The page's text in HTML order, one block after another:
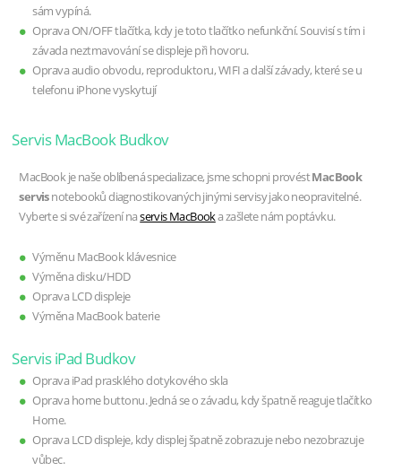
sám vypíná.
Oprava ON/OFF tlačítka, kdy je toto tlačítko nefunkční. Souvisí s tím i
závada neztmavování se displeje při hovoru.
Oprava audio obvodu, reproduktoru, WIFI a další závady, které se u
telefonu iPhone vyskytují
Servis MacBook Budkov
MacBook je naše oblíbená specializace, jsme schopni provéstMacBook
servisnotebooků diagnostikovaných jinými servisy jako neopravitelné.
Vyberte si své zařízení naservis MacBooka zašlete nám poptávku.
Výměnu MacBook klávesnice
Výměna disku/HDD
Oprava LCD displeje
Výměna MacBook baterie
Servis iPad Budkov
Oprava iPad prasklého dotykového skla
Oprava home buttonu. Jedná se o závadu, kdy špatně reaguje tlačítko
Home.
Oprava LCD displeje, kdy displej špatně zobrazuje nebo nezobrazuje
vůbec.